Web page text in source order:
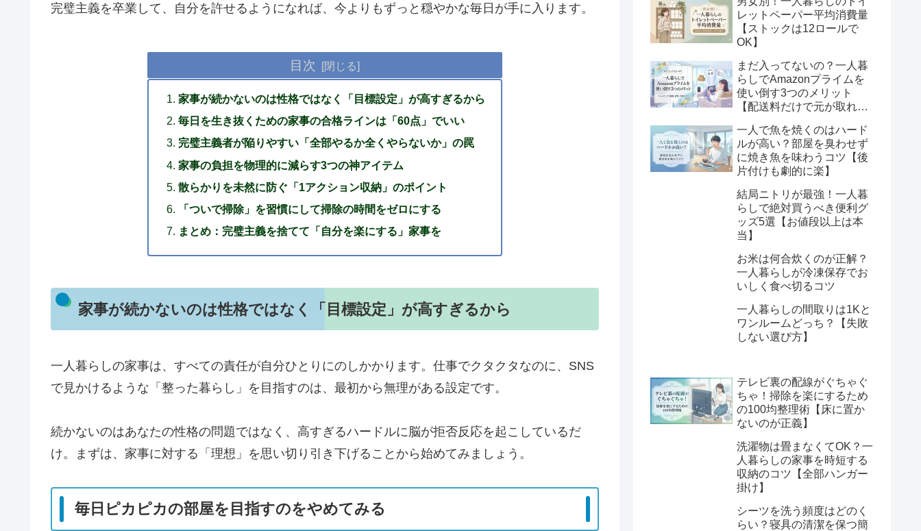
完璧主義を卒業して、自分を許せるようになれば、今よりもずっと穏やかな毎日が手に入ります。
目次
家事が続かないのは性格ではなく「目標設定」が高すぎるから
毎日を生き抜くための家事の合格ラインは「60点」でいい
完璧主義者が陥りやすい「全部やるか全くやらないか」の罠
家事の負担を物理的に減らす3つの神アイテム
散らかりを未然に防ぐ「1アクション収納」のポイント
「ついで掃除」を習慣にして掃除の時間をゼロにする
まとめ：完璧主義を捨てて「自分を楽にする」家事を
家事が続かないのは性格ではなく「目標設定」が高すぎるから
一人暮らしの家事は、すべての責任が自分ひとりにのしかかります。仕事でクタクタなのに、SNS
で見かけるような「整った暮らし」を目指すのは、最初から無理がある設定です。
続かないのはあなたの性格の問題ではなく、高すぎるハードルに脳が拒否反応を起こしているだ
け。まずは、家事に対する「理想」を思い切り引き下げることから始めてみましょう。
毎日ピカピカの部屋を目指すのをやめてみる
レットペーパー平均消費量
【ストックは12ロールで
OK】
まだ入ってないの？一人暮
らしでAmazonプライムを
使い倒す3つのメリット
【配送料だけで元が取れ
一人で魚を焼くのはハード
ルが高い？部屋を臭わせず
に焼き魚を味わうコツ【後
片付けも劇的に楽】
結局ニトリが最強！一人暮
らしで絶対買うべき便利グ
ッズ5選【お値段以上は本
当】
お米は何合炊くのが正解？
一人暮らしが冷凍保存でお
いしく食べ切るコツ
一人暮らしの間取りは1Kと
ワンルームどっち？【失敗
しない選び方】
テレビ裏の配線がぐちゃぐ
ちゃ！掃除を楽にするため
の100均整理術【床に置か
ないのが正義】
洗濯物は畳まなくてOK？一
人暮らしの家事を時短する
収納のコツ【全部ハンガー
掛け】
シーツを洗う頻度はどのく
らい？寝具の清潔を保つ簡